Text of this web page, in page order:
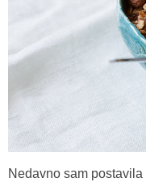
Nedavno sam postavila